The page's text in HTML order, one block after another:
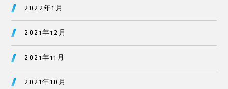
2022年1月
2021年12月
2021年11月
2021年10月